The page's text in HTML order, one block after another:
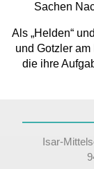
Sachen
Als „Helden“
und Gotzler
die ihre
Isar-